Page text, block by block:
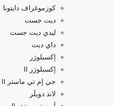
كوزموغراف دايتونا
ديت جست
ليدي ديت جست
داي ديت
إكسبلورَر
إكسبلورَر II
جي إم تي ماستر II
لاند دويلَر